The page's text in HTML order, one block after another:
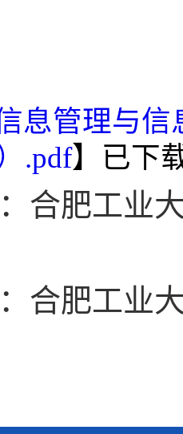
息管理与信
.pdf】已下
：合肥工业
合肥工业